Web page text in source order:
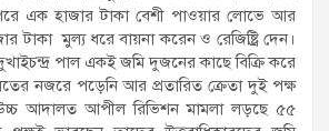
এক হাজার টাকা বেশী পাওয়ার লোভে আর
টাকা মুল্য ধরে বায়না করেন ও রেজিষ্ট্রি দেন।
পাল একই জমি দুজনের কাছে বিক্রি করে
নজরে পড়েনি আর প্রতারিত ক্রেতা দুই পক্ষ
আদালত আপীল রিভিশন মামলা লড়ছে ৫৫